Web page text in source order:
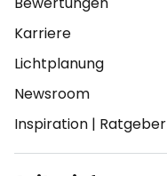
Karriere
Lichtplanung
Newsroom
Inspiration | Ratgeber